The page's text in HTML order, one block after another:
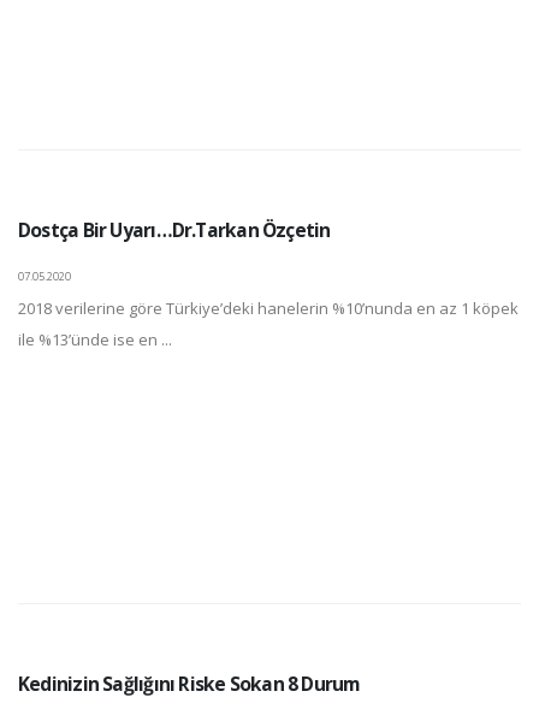
Dostça Bir Uyarı…Dr.Tarkan Özçetin
07.05.2020
2018 verilerine göre Türkiye’deki hanelerin %10’nunda en az 1 köpek
ile %13’ünde ise en ...
Kedinizin Sağlığını Riske Sokan 8 Durum